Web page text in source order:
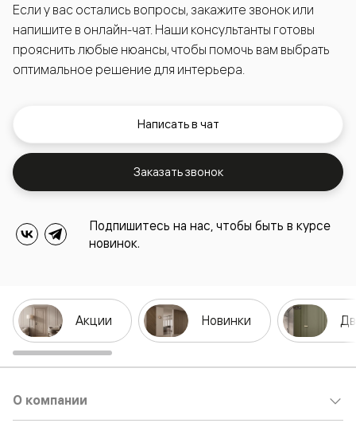
Если у вас остались вопросы, закажите звонок или
напишите в онлайн-чат. Наши консультанты готовы
прояснить любые нюансы, чтобы помочь вам выбрать
оптимальное решение для интерьера.
Написать в чат
Заказать звонок
Подпишитесь на нас, чтобы быть в курсе
новинок.
Акции Новинки
О компании